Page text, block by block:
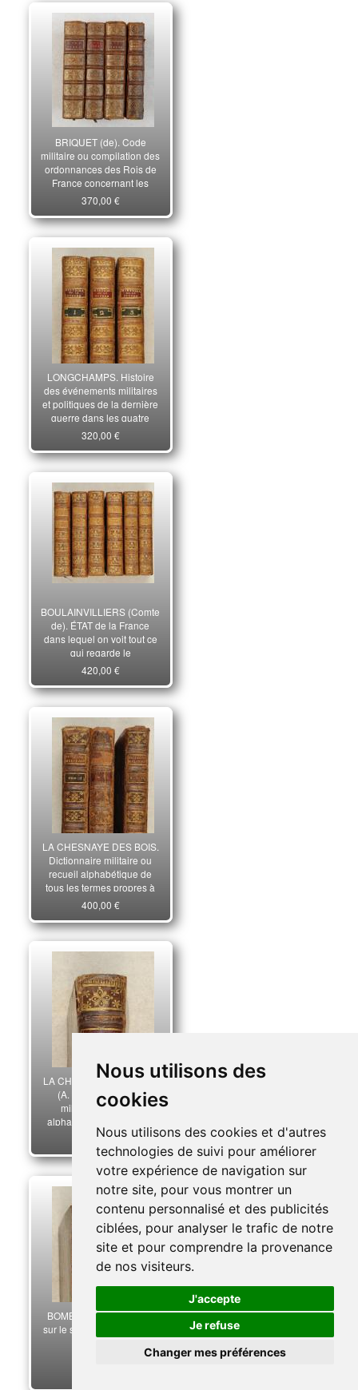
Nous utilisons des
cookies
Nous utilisons des cookies et d'autres
technologies de suivi pour améliorer
votre expérience de navigation sur
notre site, pour vous montrer un
contenu personnalisé et des publicités
ciblées, pour analyser le trafic de notre
site et pour comprendre la provenance
de nos visiteurs.
J'accepte
Je refuse
Changer mes préférences
BRIQUET (de). Code
militaire ou compilation des
ordonnances des Rois de
France concernant les
gens de guerre.
370,00 €
LONGCHAMPS. Histoire
des événements militaires
et politiques de la dernière
guerre dans les quatre
parties du monde. 3e
édition revue, corrigée et
augmentée.
320,00 €
BOULAINVILLIERS (Comte
de). ÉTAT de la France
dans lequel on voit tout ce
qui regarde le
gouvernement.
420,00 €
LA CHESNAYE DES BOIS.
Dictionnaire militaire ou
recueil alphabétique de
tous les termes propres à
l'art de la guerre.
400,00 €
LA CHESNAYE DES BOIS
(A. de). Dictionnaire
militaire ou recueil
alphabétique de tous les
termes propres à l'art de la
guerre.
150,00 €
BOMBELLES. Mémoires
sur le service journalier de